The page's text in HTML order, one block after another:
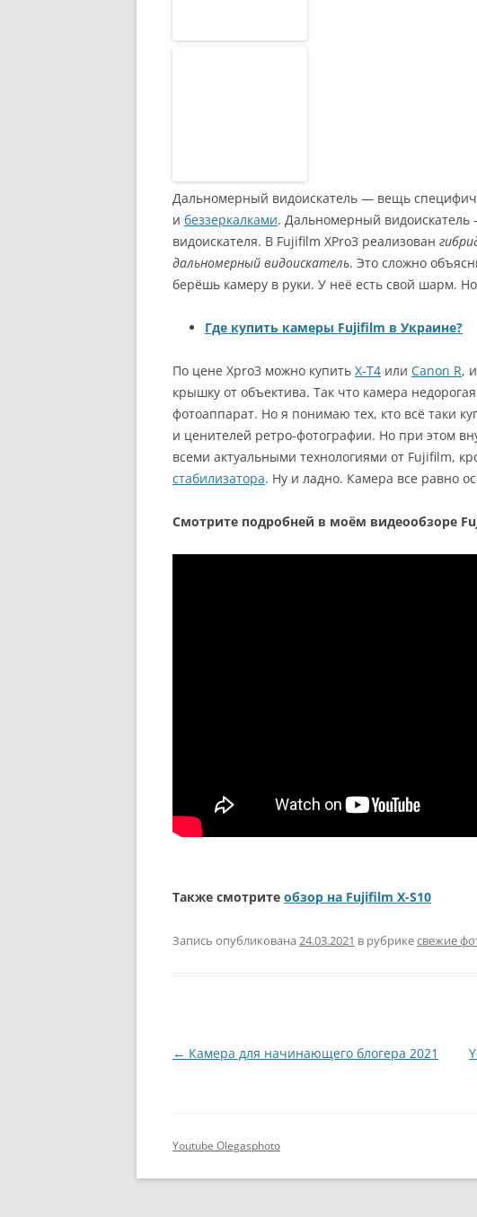
Дальномерный видоискатель — вещь
и беззеркалками. Дальномерный
видоискателя. В Fujifilm XPro3 реализован
дальномерный видоискатель. Это сложно
берёшь камеру в руки. У неё есть свой шарм.
Где купить камеры Fujifilm в Украине?
По цене Xpro3 можно купить X-T4 или Canon R,
крышку от объектива. Так что камера
фотоаппарат. Но я понимаю тех, кто всё таки
и ценителей ретро-фотографии. Но при этом
всеми актуальными технологиями от Fujifilm,
стабилизатора. Ну и ладно. Камера все равно
Смотрите подробней в моём видеообзоре
Также смотрите обзор на Fujifilm X-S10
Запись опубликована 24.03.2021 в рубрикесвежие
Навигация
← Камера для начинающего блогера 2021
Youtube Olegasphoto